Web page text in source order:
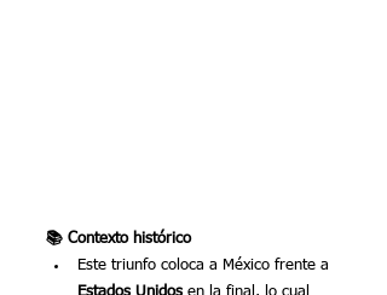
📚 Contexto histórico
Este triunfo coloca a México frente a